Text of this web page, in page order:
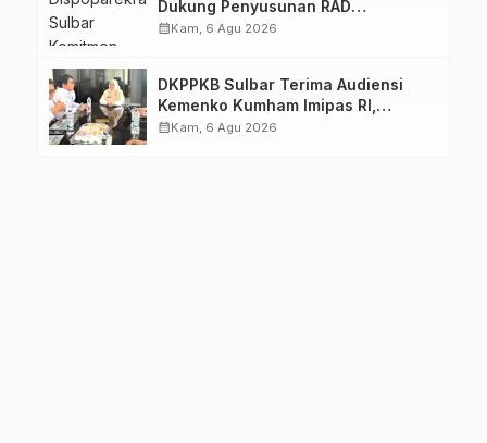
Dukung Penyusunan RAD
TPB/SDGs Sulawesi Barat
calendar_monthKam, 6 Agu 2026
DKPPKB Sulbar Terima Audiensi
Kemenko Kumham Imipas RI,
Perkuat Pelayanan Kesehatan bagi
calendar_monthKam, 6 Agu 2026